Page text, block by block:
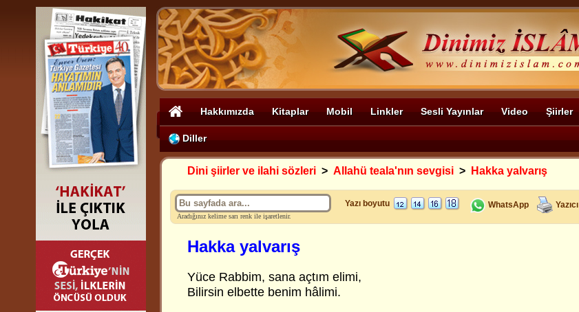
Hakkımızda Kitaplar Mobil Linkler Sesli Yayınlar Video Şiirler
Diller
Dini şiirler ve ilahi sözleri > Allahü teala'nın sevgisi > Hakka yalvarış
Aradığınız kelime sarı renk ile işaretlenir.
Yazı boyutu WhatsApp Yazıcı
Hakka yalvarış
Yüce Rabbim, sana açtım elimi,
Bilirsin elbette benim hâlimi.